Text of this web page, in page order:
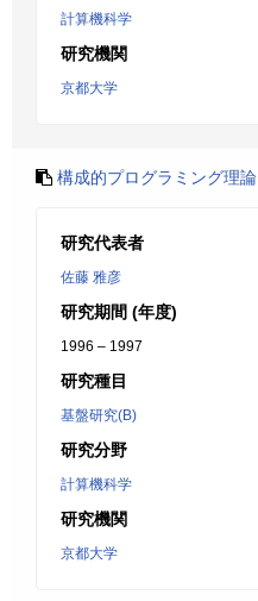
計算機科学
研究機関
京都大学
構成的プログラミング理論
研究代表者
佐藤 雅彦
研究期間 (年度)
1996 – 1997
研究種目
基盤研究(B)
研究分野
計算機科学
研究機関
京都大学